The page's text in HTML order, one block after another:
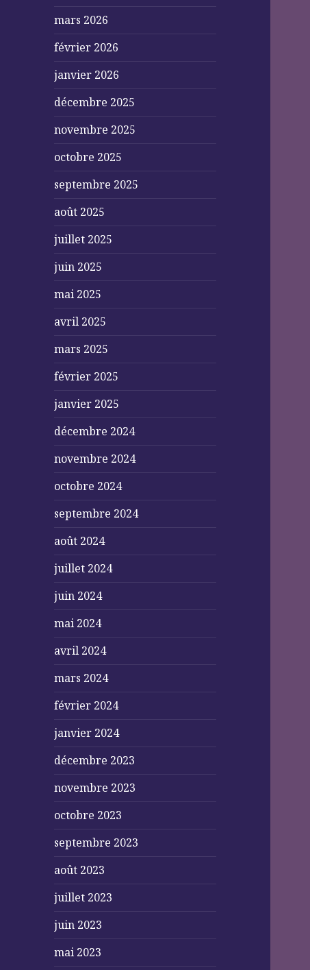
mars 2026
février 2026
janvier 2026
décembre 2025
novembre 2025
octobre 2025
septembre 2025
août 2025
juillet 2025
juin 2025
mai 2025
avril 2025
mars 2025
février 2025
janvier 2025
décembre 2024
novembre 2024
octobre 2024
septembre 2024
août 2024
juillet 2024
juin 2024
mai 2024
avril 2024
mars 2024
février 2024
janvier 2024
décembre 2023
novembre 2023
octobre 2023
septembre 2023
août 2023
juillet 2023
juin 2023
mai 2023